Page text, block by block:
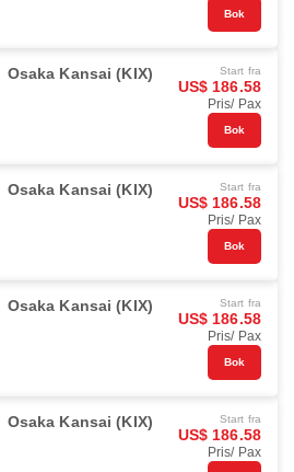
Bok
Osaka Kansai (KIX) Start fra
US$ 186.58
Pris/ Pax
Bok
Osaka Kansai (KIX) Start fra
US$ 186.58
Pris/ Pax
Bok
Osaka Kansai (KIX) Start fra
US$ 186.58
Pris/ Pax
Bok
Osaka Kansai (KIX) Start fra
US$ 186.58
Pris/ Pax